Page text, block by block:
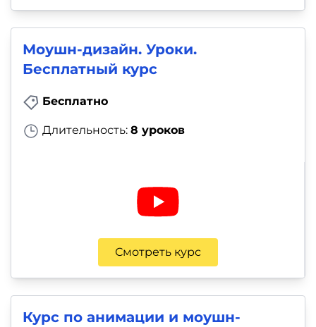
Моушн-дизайн. Уроки.
Бесплатный курс
Бесплатно
Длительность: 8 уроков
Смотреть курс
Курс по анимации и моушн-